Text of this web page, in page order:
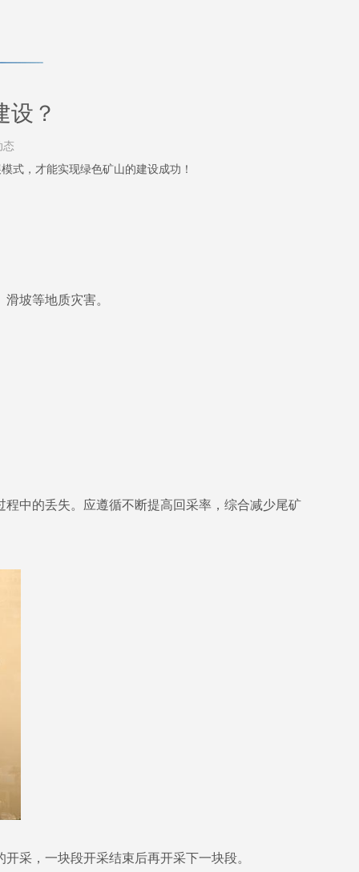
设？
态
式，才能实现绿色矿山的建设成功！
坡等地质灾害。
中的丢失。应遵循不断提高回采率，综合减少尾矿
采，一块段开采结束后再开采下一块段。